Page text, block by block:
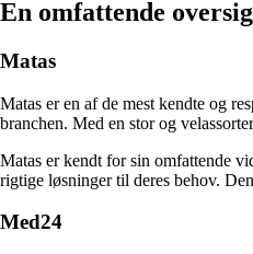
En omfattende
Matas
Matas er en af de mest kendte og
branchen. Med en stor og
Matas er kendt for sin omfattende
rigtige løsninger til deres behov.
Med24